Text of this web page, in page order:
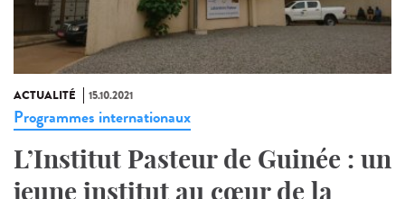
ACTUALITÉ 15.10.2021
Programmes internationaux
L’Institut Pasteur de Guinée : un
jeune institut au cœur de la